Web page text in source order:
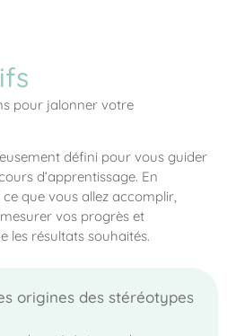
pour jalonner votre
défini pour vous guider
d’apprentissage. En
que vous allez accomplir,
vos progrès et
les résultats souhaités.
origines des stéréotypes